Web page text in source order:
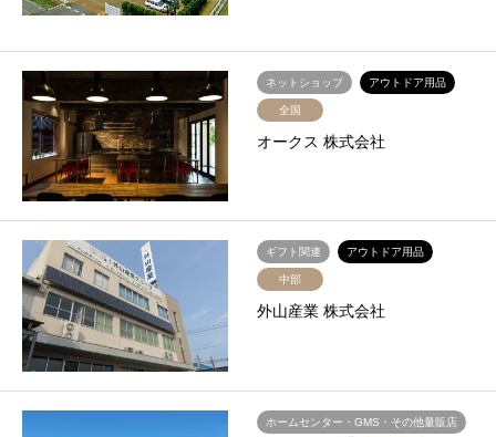
ネットショップ アウトドア用品
全国
オークス 株式会社
ギフト関連 アウトドア用品
中部
外山産業 株式会社
ホームセンター・GMS・その他量販店